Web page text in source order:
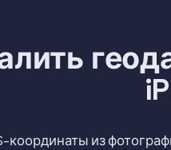
координаты из